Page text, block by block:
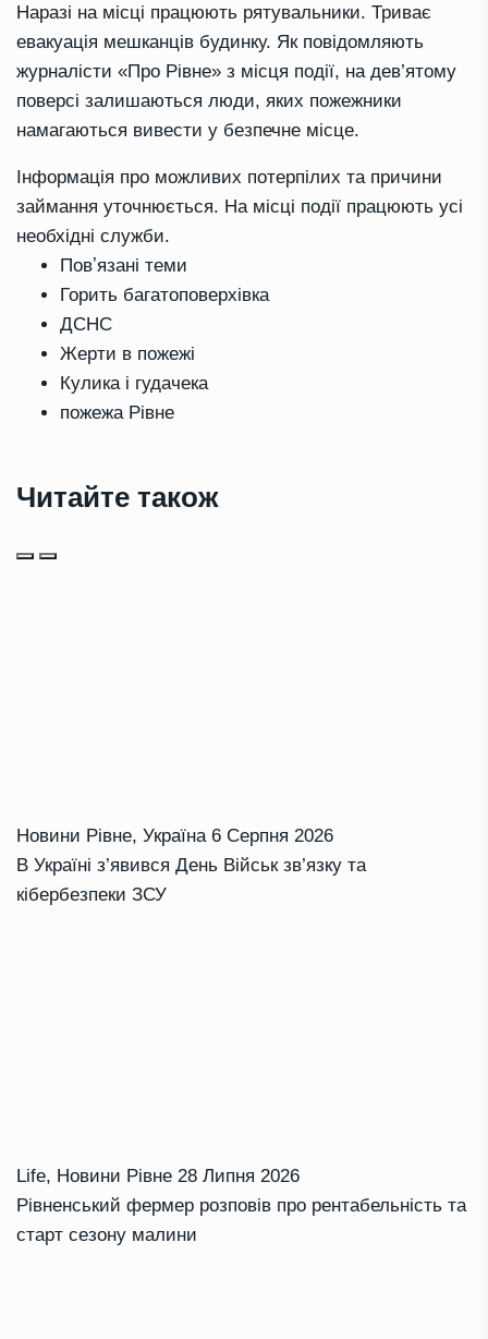
Наразі на місці працюють рятувальники. Триває
евакуація мешканців будинку. Як повідомляють
журналісти «Про Рівне» з місця події, на дев’ятому
поверсі залишаються люди, яких пожежники
намагаються вивести у безпечне місце.
Інформація про можливих потерпілих та причини
займання уточнюється. На місці події працюють усі
необхідні служби.
Повʼязані теми
Горить багатоповерхівка
ДСНС
Жерти в пожежі
Кулика і гудачека
пожежа Рівне
Читайте також
Новини Рівне, Україна 6 Серпня 2026
В Україні з’явився День Військ зв’язку та
кібербезпеки ЗСУ
Life, Новини Рівне 28 Липня 2026
Рівненський фермер розповів про рентабельність та
старт сезону малини